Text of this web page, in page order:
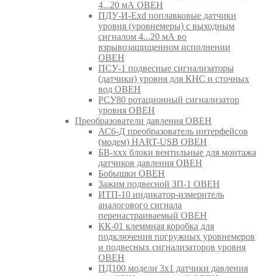
4...20 мА ОВЕН
ПДУ-И-Exd поплавковые датчики
уровня (уровнемеры) с выходным
сигналом 4...20 мА во
взрывозащищенном исполнении
ОВЕН
ПСУ-1 подвесные сигнализаторы
(датчики) уровня для КНС и сточных
вод ОВЕН
РСУ80 ротационный сигнализатор
уровня ОВЕН
Преобразователи давления ОВЕН
АС6-Д преобразователь интерфейсов
(модем) HART-USB ОВЕН
БВ-ххх блоки вентильные для монтажа
датчиков давления ОВЕН
Бобышки ОВЕН
Зажим подвесной ЗП-1 ОВЕН
ИТП-10 индикатор-измеритель
аналогового сигнала
перенастраиваемый ОВЕН
КК-01 клеммная коробка для
подключения погружных уровнемеров
и подвесных сигнализаторов уровня
ОВЕН
ПД100 модели 3х1 датчики давления